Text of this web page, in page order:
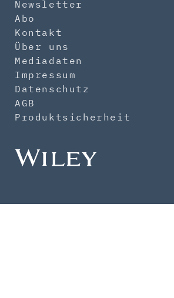
Newsletter
Abo
Kontakt
Über uns
Mediadaten
Impressum
Datenschutz
AGB
Produktsicherheit